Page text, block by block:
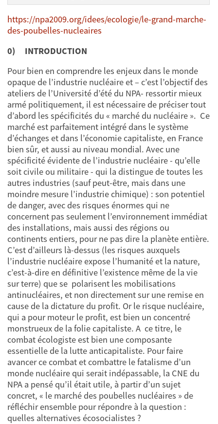
https://npa2009.org/idees/ecologie/le-grand-marche-
des-poubelles-nucleaires
0) INTRODUCTION
Pour bien en comprendre les enjeux dans le monde
opaque de l’industrie nucléaire et – c’est l’objectif des
ateliers de l’Université d’été du NPA- ressortir mieux
armé politiquement, il est nécessaire de préciser tout
d’abord les spécificités du « marché du nucléaire ». Ce
marché est parfaitement intégré dans le système
d’échanges et dans l’économie capitaliste, en France
bien sûr, et aussi au niveau mondial. Avec une
spécificité évidente de l’industrie nucléaire - qu’elle
soit civile ou militaire - qui la distingue de toutes les
autres industries (sauf peut-être, mais dans une
moindre mesure l’industrie chimique) : son potentiel
de danger, avec des risques énormes qui ne
concernent pas seulement l’environnement immédiat
des installations, mais aussi des régions ou
continents entiers, pour ne pas dire la planète entière.
C’est d’ailleurs là-dessus (les risques auxquels
l’industrie nucléaire expose l’humanité et la nature,
c’est-à-dire en définitive l’existence même de la vie
sur terre) que se polarisent les mobilisations
antinucléaires, et non directement sur une remise en
cause de la dictature du profit. Or le risque nucléaire,
qui a pour moteur le profit, est bien un concentré
monstrueux de la folie capitaliste. A ce titre, le
combat écologiste est bien une composante
essentielle de la lutte anticapitaliste. Pour faire
avancer ce combat et combattre le fatalisme d’un
monde nucléaire qui serait indépassable, la CNE du
NPA a pensé qu’il était utile, à partir d’un sujet
concret, « le marché des poubelles nucléaires » de
réfléchir ensemble pour répondre à la question :
quelles alternatives écosocialistes ?